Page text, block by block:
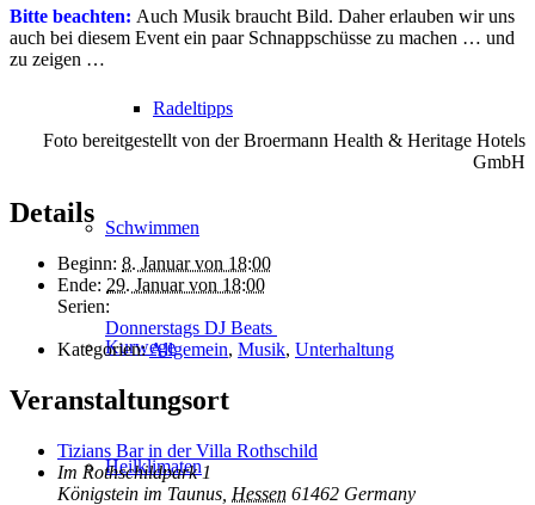
Radeltipps
Schwimmen
Kurwege
Heilklimaten
Bitte beachten: Auch Musik braucht Bild. Daher erlauben wir uns
auch bei diesem Event ein paar Schnappschüsse zu machen … und
zu zeigen …
Foto bereitgestellt von der Broermann Health & Heritage Hotels
GmbH
Details
Beginn: 8. Januar von 18:00
Ende: 29. Januar von 18:00
Serien:
Donnerstags DJ Beats
Kategorien:Allgemein, Musik, Unterhaltung
Veranstaltungsort
Tizians Bar in der Villa Rothschild
Im Rothschildpark 1
Königstein im Taunus Hessen 61462 Germany